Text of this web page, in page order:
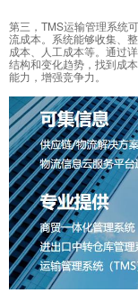
第三，TMS运输管理系统
流成本。系统能够收集、
成本、人工成本等。通过
结构和变化趋势，找到成
能力，增强竞争力。